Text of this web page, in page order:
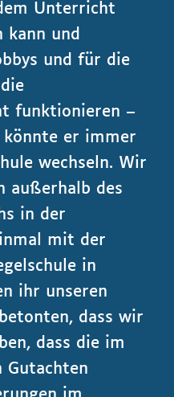
Unterricht
kann und
und für die
funktionieren –
könnte er immer
wechseln. Wir
außerhalb des
in der
mit der
in
ihr unseren
dass wir
dass die im
Gutachten